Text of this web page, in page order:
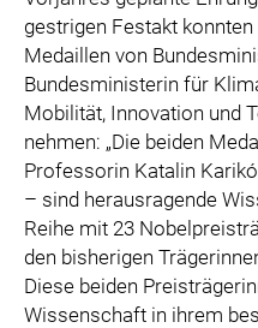
gestrigen Festakt
Medaillen von
Bundesministerin für
Mobilität, Innovation und
nehmen: „Die beiden
Professorin Katalin
– sind herausragende
Reihe mit 23
den bisherigen
Diese beiden
Wissenschaft in ihrem